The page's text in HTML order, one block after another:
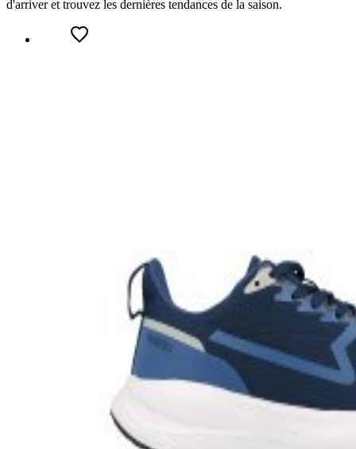
d'arriver et trouvez les dernières tendances de la saison.